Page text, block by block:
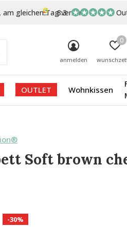
OUTLET Wohnkissen
anmelden
0
gleichen Tag versand
8.3
Soft brown
-30%